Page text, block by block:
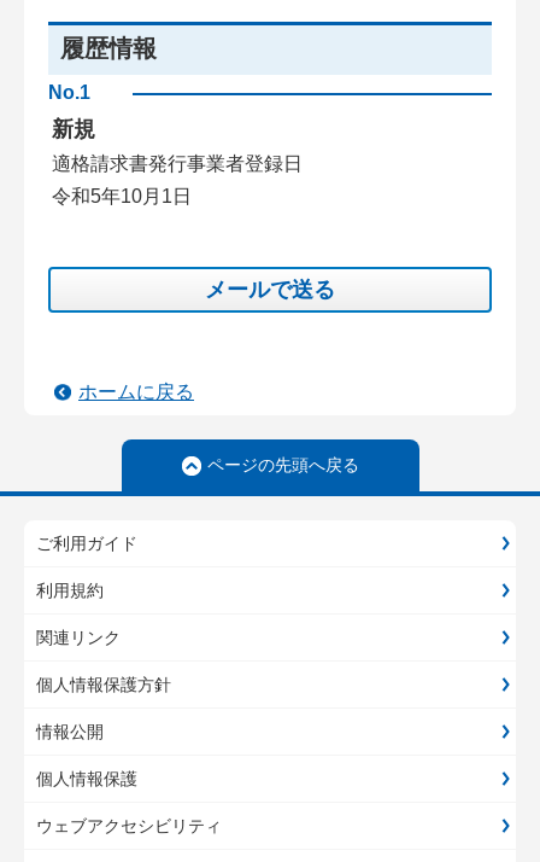
履歴情報
No.1
新規
適格請求書発行事業者登録日
令和5年10月1日
メールで送る
ホームに戻る
ページの先頭へ戻る
ご利用ガイド
利用規約
関連リンク
個人情報保護方針
情報公開
個人情報保護
ウェブアクセシビリティ